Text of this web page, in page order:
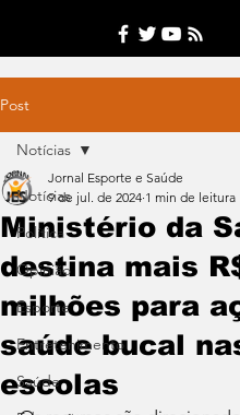
Post
Notícias
Política
Opinião
Esporte
Entretenimento
Saúde
Notícias
Ministério da
destina mais
milhões para
saúde bucal
escolas
Jornal Esporte e Saúde
9 de jul. de 2024 1 min de leitura